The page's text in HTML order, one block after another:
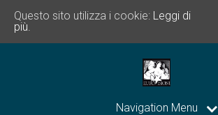
Navigation Menu
Questo sito utilizza i cookie: Leggi di
più.